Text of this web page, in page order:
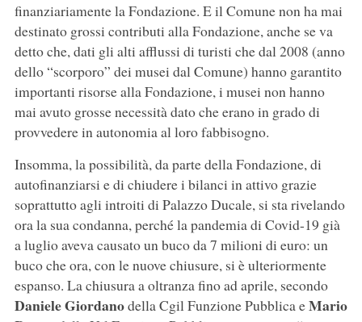
finanziariamente la Fondazione. E il Comune non ha mai
destinato grossi contributi alla Fondazione, anche se va
detto che, dati gli alti afflussi di turisti che dal 2008 (anno
dello “scorporo” dei musei dal Comune) hanno garantito
importanti risorse alla Fondazione, i musei non hanno
mai avuto grosse necessità dato che erano in grado di
provvedere in autonomia al loro fabbisogno.
Insomma, la possibilità, da parte della Fondazione, di
autofinanziarsi e di chiudere i bilanci in attivo grazie
soprattutto agli introiti di Palazzo Ducale, si sta rivelando
ora la sua condanna, perché la pandemia di Covid-19 già
a luglio aveva causato un buco da 7 milioni di euro: un
buco che ora, con le nuove chiusure, si è ulteriormente
espanso. La chiusura a oltranza fino ad aprile, secondo
Daniele Giordanodella Cgil Funzione Pubblica eMario